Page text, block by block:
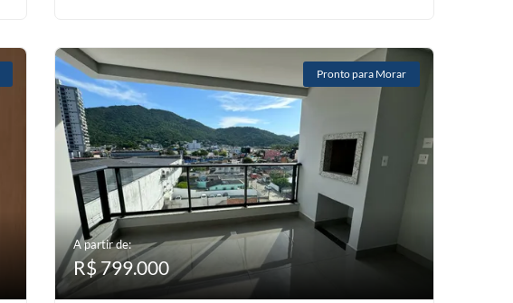
Pronto para Morar
A partir de:
R$ 799.000